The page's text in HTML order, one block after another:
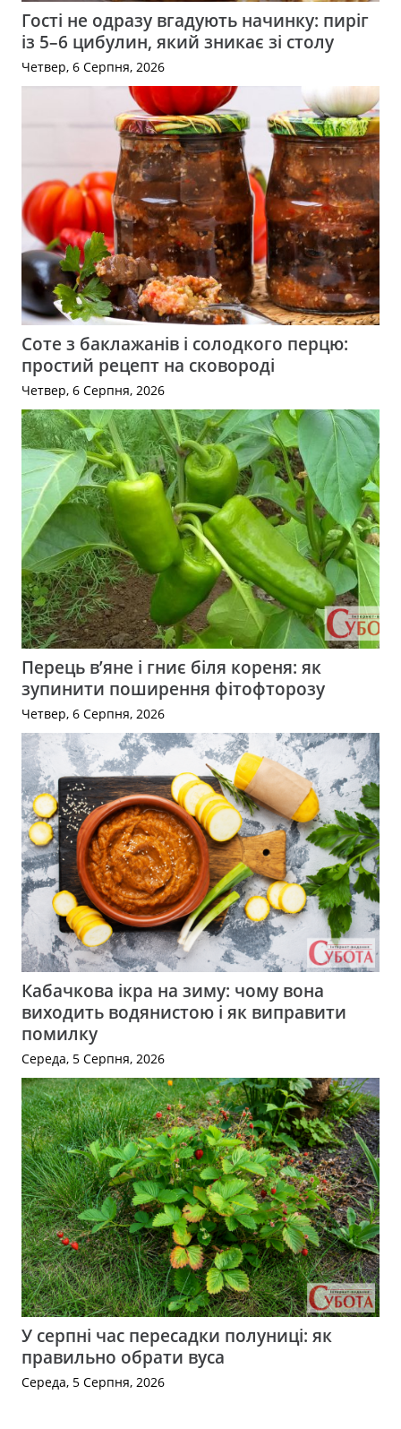
Гості не одразу вгадують начинку: пиріг
із 5–6 цибулин, який зникає зі столу
Четвер, 6 Серпня, 2026
Соте з баклажанів і солодкого перцю:
простий рецепт на сковороді
Четвер, 6 Серпня, 2026
Перець в’яне і гниє біля кореня: як
зупинити поширення фітофторозу
Четвер, 6 Серпня, 2026
Кабачкова ікра на зиму: чому вона
виходить водянистою і як виправити
помилку
Середа, 5 Серпня, 2026
У серпні час пересадки полуниці: як
правильно обрати вуса
Середа, 5 Серпня, 2026